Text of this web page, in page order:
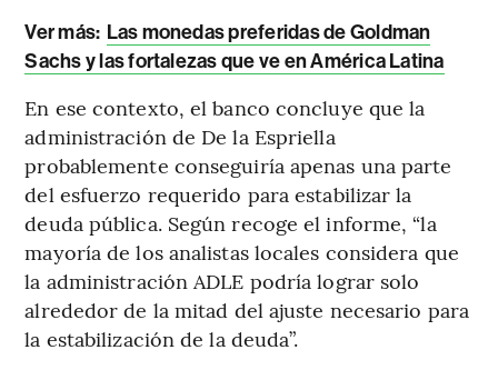
Ver más: Las monedas preferidas de Goldman
Sachs y las fortalezas que ve en América Latina
En ese contexto, el banco concluye que la
administración de De la Espriella
probablemente conseguiría apenas una parte
del esfuerzo requerido para estabilizar la
deuda pública. Según recoge el informe, “la
mayoría de los analistas locales considera que
la administración ADLE podría lograr solo
alrededor de la mitad del ajuste necesario para
la estabilización de la deuda”.